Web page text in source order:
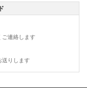
連絡します
送りします